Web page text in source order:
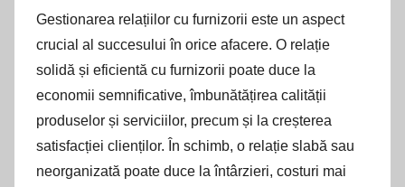
Gestionarea relațiilor cu furnizorii este un aspect
crucial al succesului în orice afacere. O relație
solidă și eficientă cu furnizorii poate duce la
economii semnificative, îmbunătățirea calității
produselor și serviciilor, precum și la creșterea
satisfacției clienților. În schimb, o relație slabă sau
neorganizată poate duce la întârzieri, costuri mai